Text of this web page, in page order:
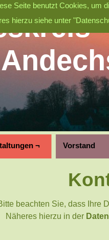
Seite benutzt Cookies, um
hierzu siehe unter
¬ Vorstand
beachten Sie, dass Ihre
Näheres hierzu in der